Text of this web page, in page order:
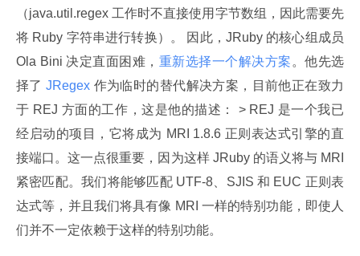
（java.util.regex 工作时不直接使用字节数组，因此需要先
将 Ruby 字符串进行转换）。 因此，JRuby 的核心组成员
Ola Bini 决定直面困难， 重新选择一个解决方案 。他先选
择了 JRegex 作为临时的替代解决方案，目前他正在致力
于 REJ 方面的工作，这是他的描述： > REJ 是一个我已
经启动的项目，它将成为 MRI 1.8.6 正则表达式引擎的直
接端口。这一点很重要，因为这样 JRuby 的语义将与 MRI
紧密匹配。我们将能够匹配 UTF-8、SJIS 和 EUC 正则表
达式等，并且我们将具有像 MRI 一样的特别功能，即使人
们并不一定依赖于这样的特别功能。